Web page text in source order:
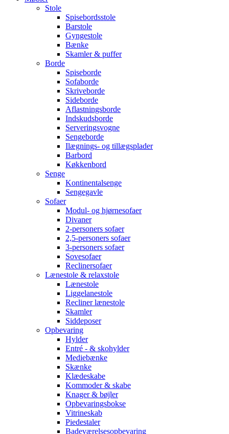
Stole
Spisebordsstole
Barstole
Gyngestole
Bænke
Skamler & puffer
Borde
Spiseborde
Sofaborde
Skriveborde
Sideborde
Aflastningsborde
Indskudsborde
Serveringsvogne
Sengeborde
Ilægnings- og tillægsplader
Barbord
Køkkenbord
Senge
Kontinentalsenge
Sengegavle
Sofaer
Modul- og hjørnesofaer
Divaner
2-personers sofaer
2,5-personers sofaer
3-personers sofaer
Sovesofaer
Reclinersofaer
Lænestole & relaxstole
Lænestole
Liggelanestole
Recliner lænestole
Skamler
Siddeposer
Opbevaring
Hylder
Entré - & skohylder
Mediebænke
Skænke
Klædeskabe
Kommoder & skabe
Knager & bøjler
Opbevaringsbokse
Vitrineskab
Piedestaler
Badeværelsesopbevaring